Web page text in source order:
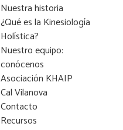
Nuestra historia
¿Qué es la Kinesiología
Holística?
Nuestro equipo:
conócenos
Asociación KHAIP
Cal Vilanova
Contacto
Recursos